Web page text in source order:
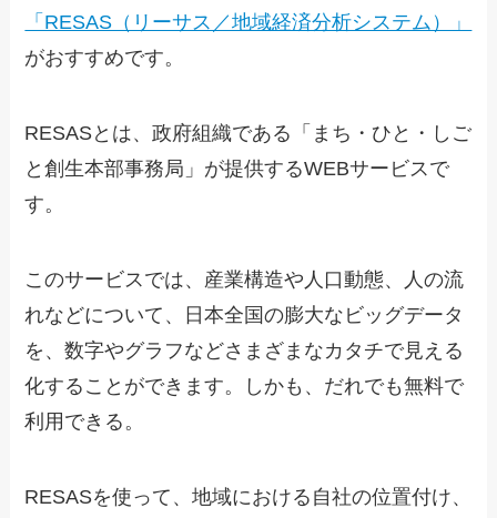
「RESAS（リーサス／地域経済分析システム）」
がおすすめです。
RESASとは、政府組織である「まち・ひと・しご
と創生本部事務局」が提供するWEBサービスで
す。
このサービスでは、産業構造や人口動態、人の流
れなどについて、日本全国の膨大なビッグデータ
を、数字やグラフなどさまざまなカタチで見える
化することができます。しかも、だれでも無料で
利用できる。
RESASを使って、地域における自社の位置付け、